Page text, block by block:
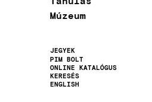
Múzeum
Másodlagos
navigáció
JEGYEK
PIM BOLT
ONLINE KATALÓGUS
KERESÉS
ENGLISH